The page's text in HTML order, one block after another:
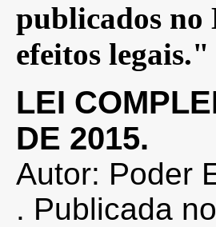
publicados no
efeitos legais."
LEI
DE 2015.
Autor: Poder
. Publicada